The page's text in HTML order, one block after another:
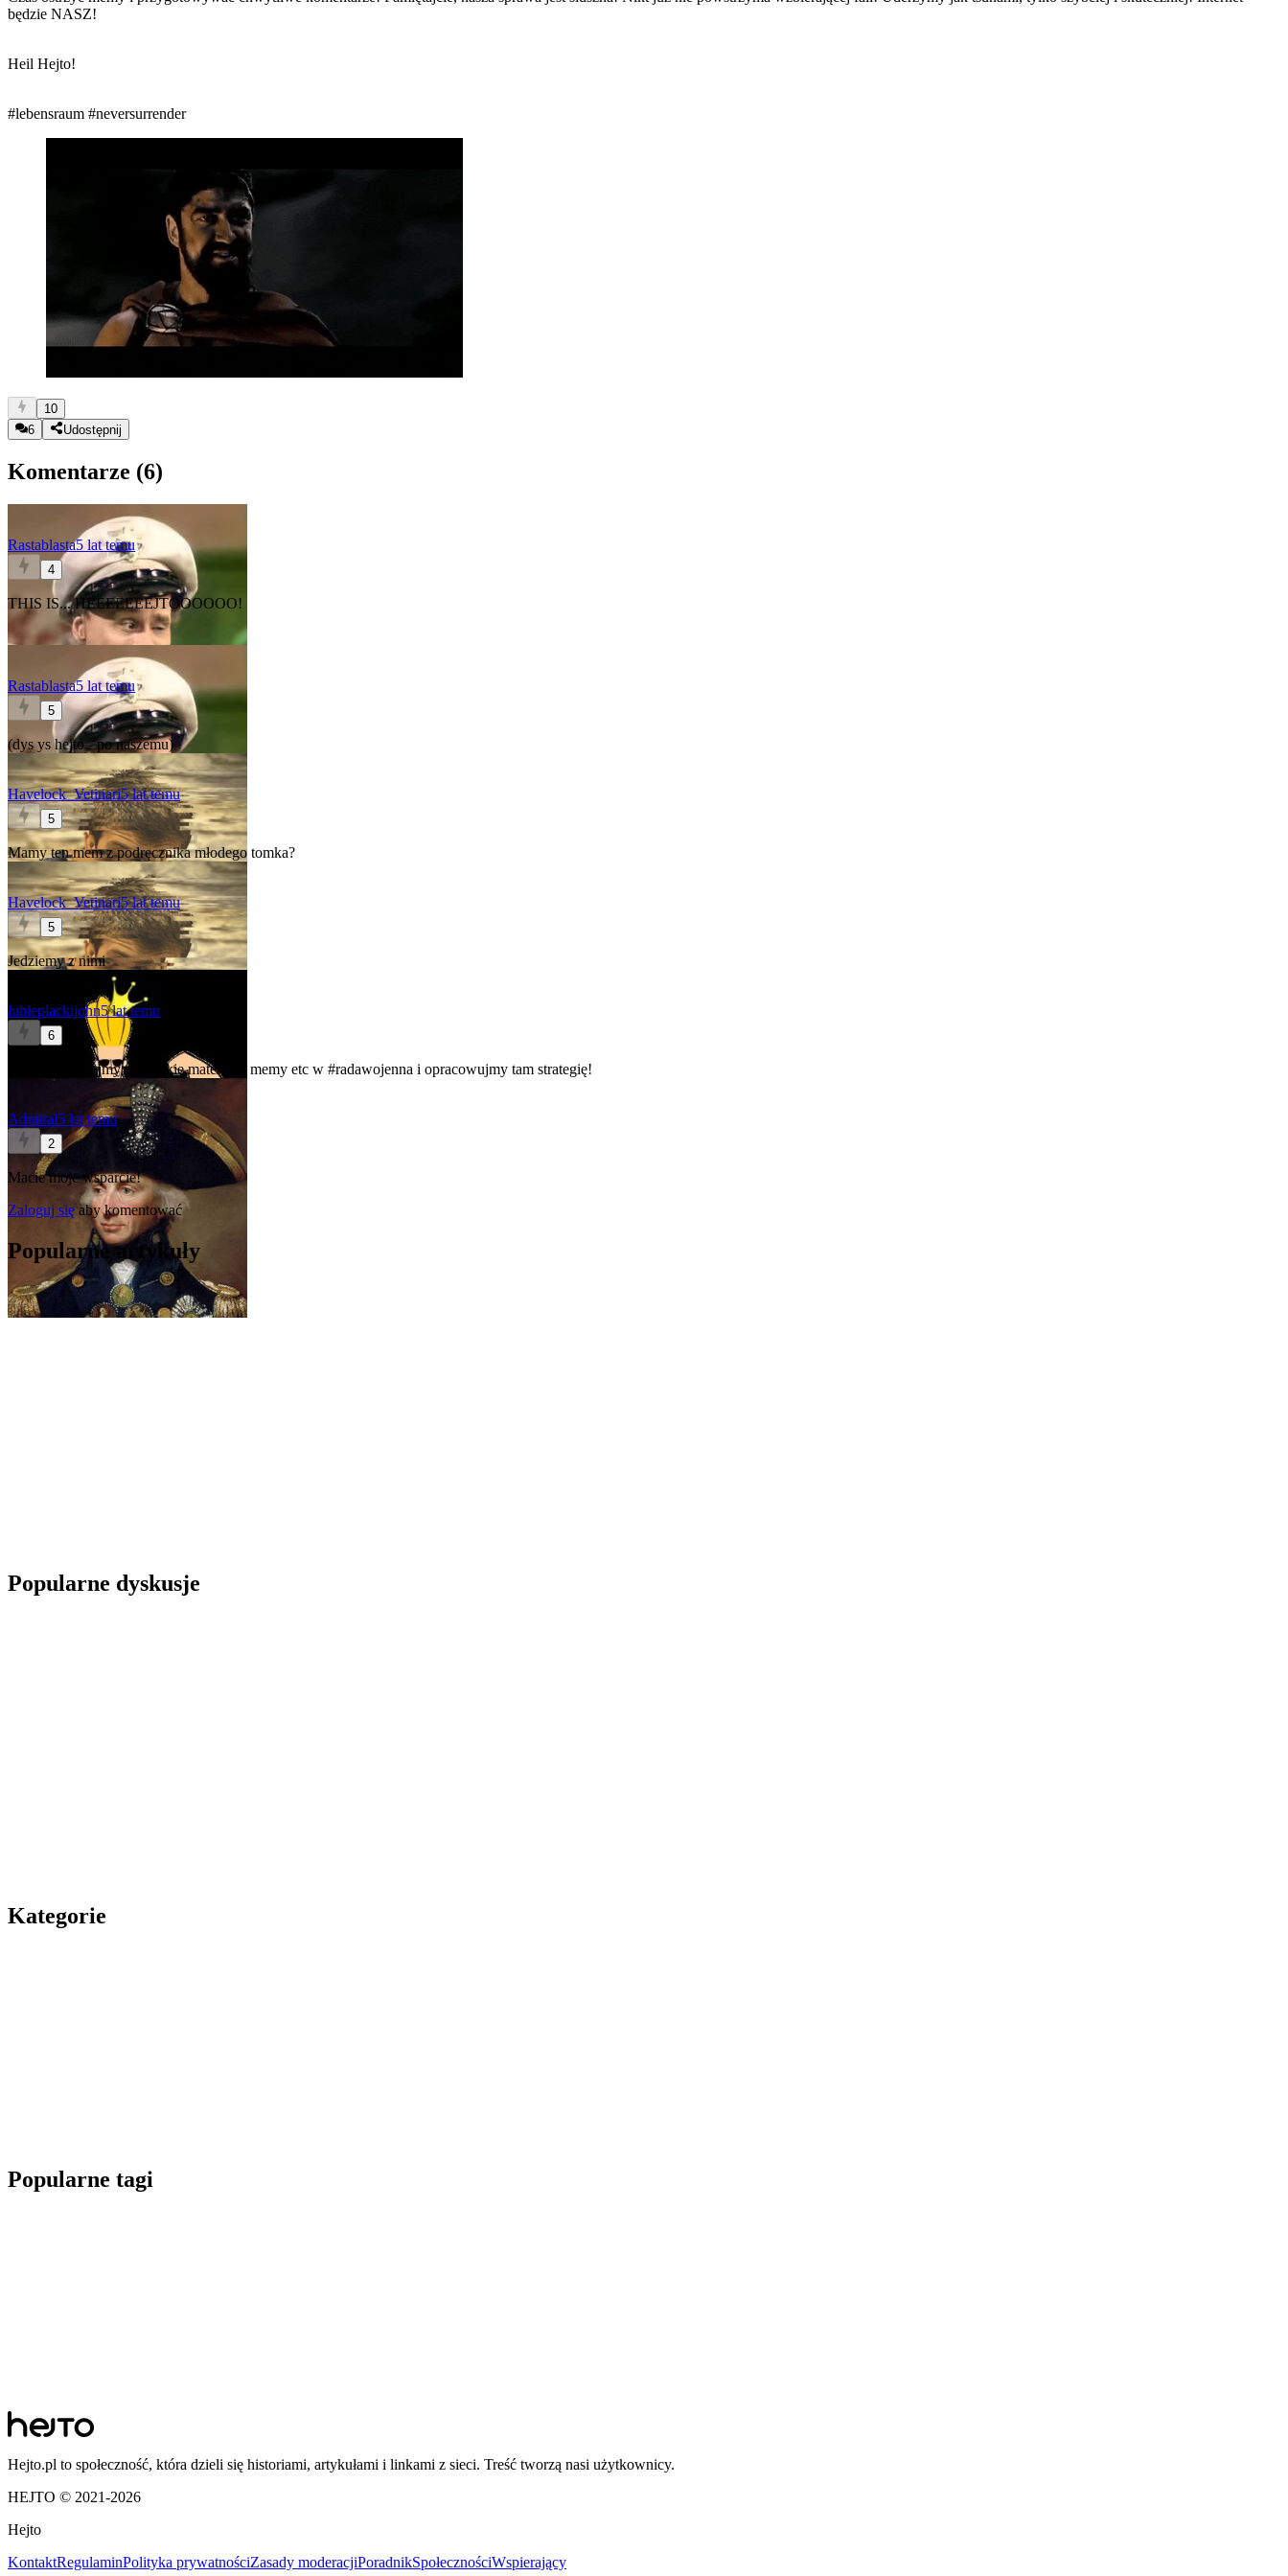
będzie NASZ!
Heil Hejto!
#lebensraum #neversurrender
10
6
Udostępnij
Komentarze (6)
Rastablasta5 lat temu
4
THIS IS... HEEEEEEEJTOOOOOO!
Rastablasta5 lat temu
5
(dys ys hejto - po naszemu)
Havelock_Vetinari5 lat temu
5
Mamy ten mem z podręcznika młodego tomka?
Havelock_Vetinari5 lat temu
5
Jedziemy z nimi
lubieplackijohn5 lat temu
6
Dobra, wrzucajmy wszystkie materiały, memy etc w #radawojenna i opracowujmy tam strategię!
Admiral5 lat temu
2
Macie moje wsparcie!
Zaloguj sięaby komentować
Popularne artykuły
Popularne dyskusje
Kategorie
Popularne tagi
Hejto.pl to społeczność, która dzieli się historiami, artykułami i linkami z sieci. Treść tworzą nasi użytkownicy.
HEJTO © 2021-2026
Hejto
KontaktRegulaminPolityka prywatnościZasady moderacjiPoradnikSpołecznościWspierający